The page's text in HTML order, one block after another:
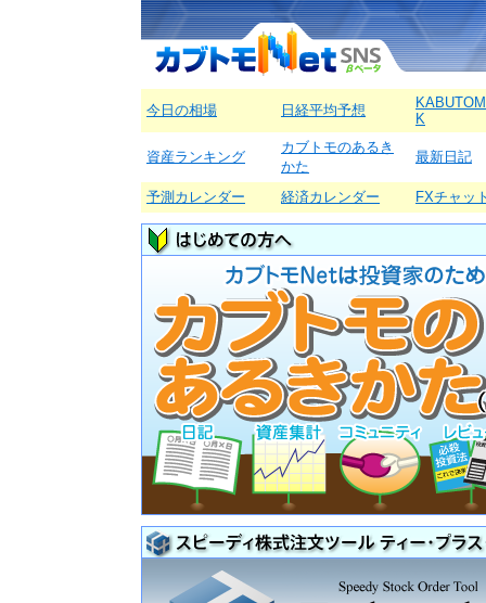
今日の相場 日経平均予想
K
資産ランキング
カブトモのあるき
かた
最新日記
予測カレンダー 経済カレンダー FXチャッ